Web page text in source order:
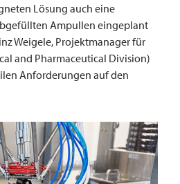
Lösung auch eine
Ampullen eingeplant
Weigele, Projektmanager für
and Pharmaceutical Division)
Anforderungen auf den